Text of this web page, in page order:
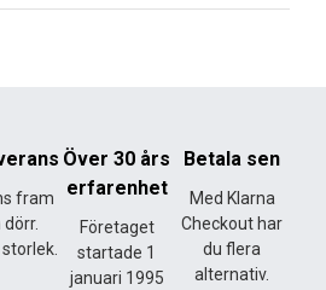
fram
dörr.
Över 30 års
erfarenhet
Företaget
startade 1
januari 1995
Betala sen
Med Klarna
Checkout har
du flera
alternativ.